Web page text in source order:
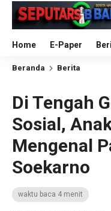
Home E-Paper
Beranda Berita
Di Tengah
Sosial,
Mengenal
Soekarno
waktu baca 4 menit